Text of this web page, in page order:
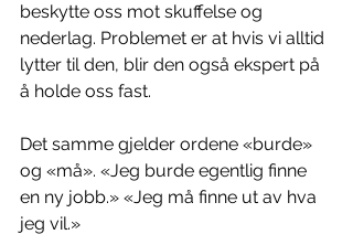
beskytte oss mot skuffelse og
nederlag. Problemet er at hvis vi alltid
lytter til den, blir den også ekspert på
å holde oss fast.
Det samme gjelder ordene «burde»
og «må». «Jeg burde egentlig finne
en ny jobb.» «Jeg må finne ut av hva
jeg vil.»